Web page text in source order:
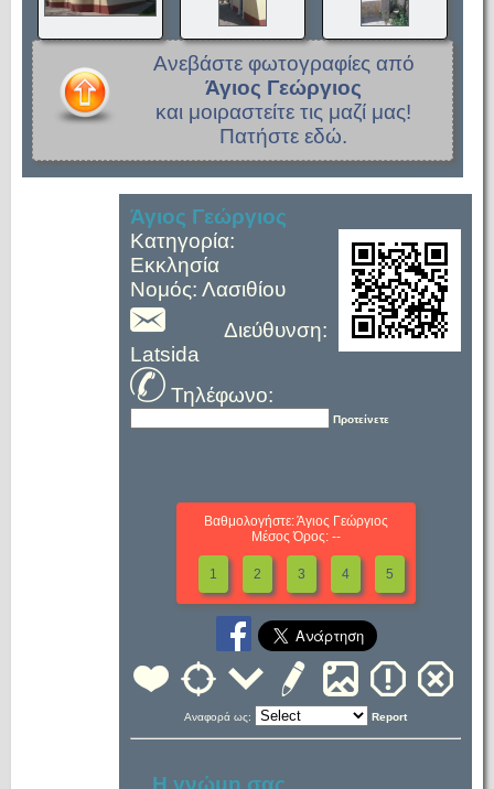
Ανεβάστε φωτογραφίες από
Άγιος Γεώργιος
και μοιραστείτε τις μαζί μας!
Πατήστε εδώ.
Άγιος Γεώργιος
Κατηγορία:
Εκκλησία
Νομός: Λασιθίου
Διεύθυνση:
Latsida
Τηλέφωνο:
Προτείνετε
Βαθμολογήστε: Άγιος Γεώργιος
Μέσος Όρος: --
1 2 3 4 5
Αναφορά ως: Report
Η γνώμη σας